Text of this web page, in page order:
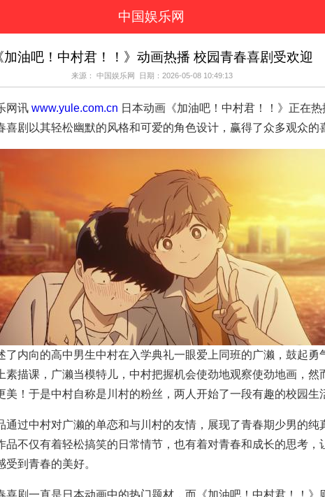
中国娱乐网
女性
看电影
演唱会 综艺节目
偶像活
加油吧！中村君！！》动画热播 校园青春喜剧受欢迎
来源： 中国娱乐网 日期：2026-05-08 10:49:13
讯 www.yule.com.cn
喜剧以其轻松幽默的风格和可爱的角色设计，赢得了众多观众的
内向的高中男生中村在入学典礼一眼爱上同班的广濑，鼓起勇
素描课，广濑当模特儿，中村把握机会使劲地观察使劲地画，然
美！于是中村自称是川村的粉丝，两人开始了一段有趣的校园生
过中村对广濑的单恋和与川村的友情，展现了青春期少男的纯
品不仅有着轻松搞笑的日常情节，也有着对青春和成长的思考，
受到青春的美好。